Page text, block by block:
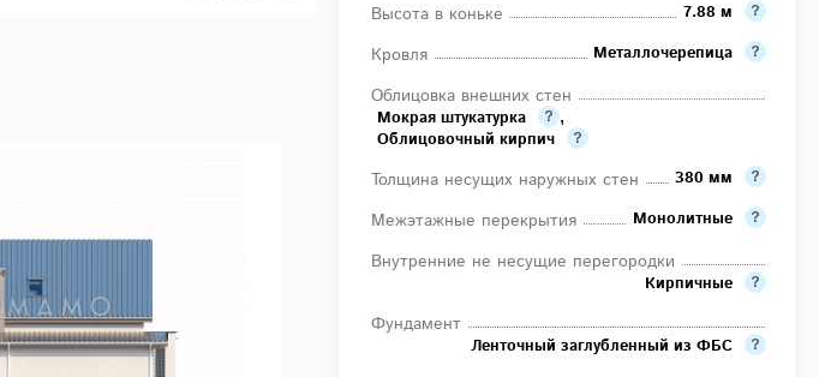
Высота в коньке 7.88 м
Кровля Металлочерепица
Облицовка внешних стен
Мокрая штукатурка
,
Облицовочный кирпич
Толщина несущих наружных стен 380 мм
Межэтажные перекрытия Монолитные
Внутренние не несущие перегородки
Кирпичные
Фундамент
Ленточный заглубленный из ФБС